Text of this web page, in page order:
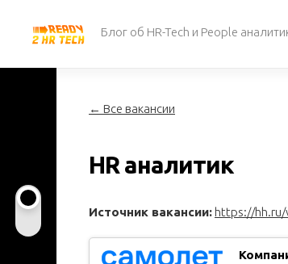
содержанию
Блог об HR-Tech и People
← Все вакансии
HR аналитик
Источник вакансии: https://hh.ru/